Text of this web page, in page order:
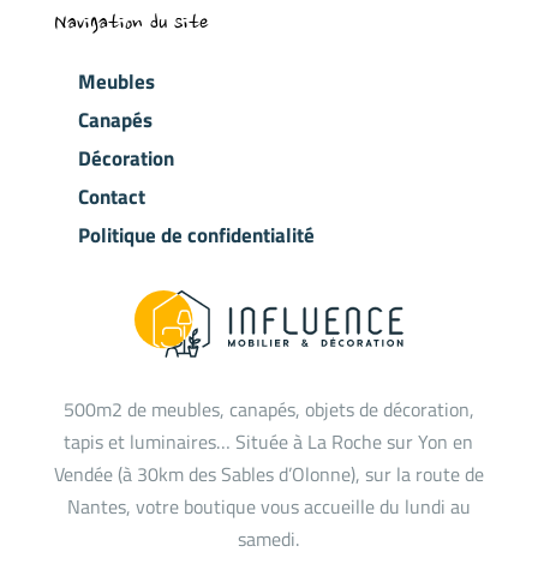
Navigation du site
Meubles
Canapés
Décoration
Contact
Politique de confidentialité
500m2 de meubles, canapés, objets de décoration,
tapis et luminaires… Située à La Roche sur Yon en
Vendée (à 30km des Sables d’Olonne), sur la route de
Nantes, votre boutique vous accueille du lundi au
samedi.